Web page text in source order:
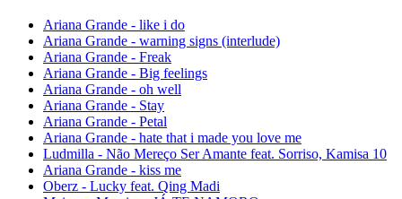
Ariana Grande - like i do
Ariana Grande - warning signs (interlude)
Ariana Grande - Freak
Ariana Grande - Big feelings
Ariana Grande - oh well
Ariana Grande - Stay
Ariana Grande - Petal
Ariana Grande - hate that i made you love me
Ludmilla - Não Mereço Ser Amante feat. Sorriso, Kamisa 10
Ariana Grande - kiss me
Oberz - Lucky feat. Qing Madi